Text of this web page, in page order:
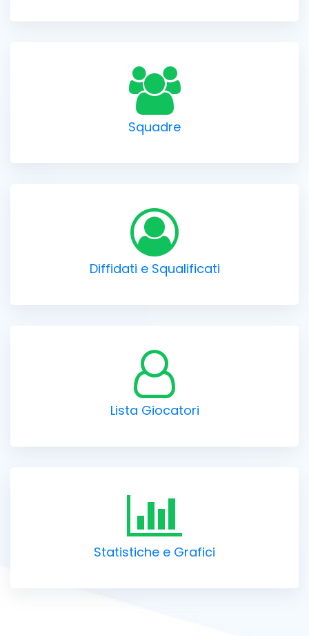
Squadre
Diffidati e Squalificati
Lista Giocatori
Statistiche e Grafici